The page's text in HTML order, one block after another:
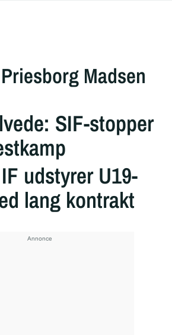
Madsen
SIF-stopper
udstyrer U19-
lang kontrakt